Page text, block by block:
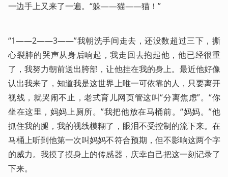
一边手上又来了一遍。“躲——猫——猫！”
“1——2——3——”我朝洗手间走去，还没数超过三下，撕
心裂肺的哭声从身后响起，我走回去抱起他，他已经很重
了，我努力朝前送出胯部，让他挂在我的身上。最近他好像
认出我来了，知道我是这世界上唯一可依靠的人，只要离开
视线，就哭闹不止，老式育儿网页管这叫“分离焦虑”。“你
坐在这里，妈妈上厕所。”我把他放在马桶前。“妈妈。”他
抓住我的腿，我的视线模糊了，眼泪不受控制的流下来。在
马桶上听到他第一次叫妈妈不符合预期，但不影响这两个字
的威力。我摸了摸身上的传感器，庆幸自己把这一刻记录了
下来。